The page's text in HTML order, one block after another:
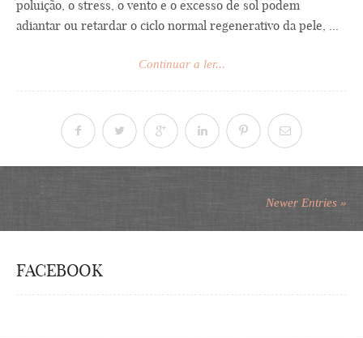
poluição, o stress, o vento e o excesso de sol podem
adiantar ou retardar o ciclo normal regenerativo da pele, ...
Continuar a ler...
Newer Entries »
FACEBOOK